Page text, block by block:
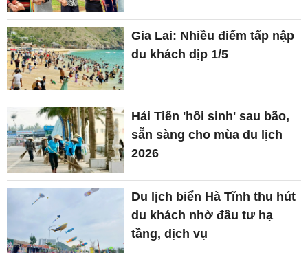
Gia Lai: Nhiều điểm tấp nập
du khách dịp 1/5
Hải Tiến 'hồi sinh' sau bão,
sẵn sàng cho mùa du lịch
2026
Du lịch biển Hà Tĩnh thu hút
du khách nhờ đầu tư hạ
tầng, dịch vụ